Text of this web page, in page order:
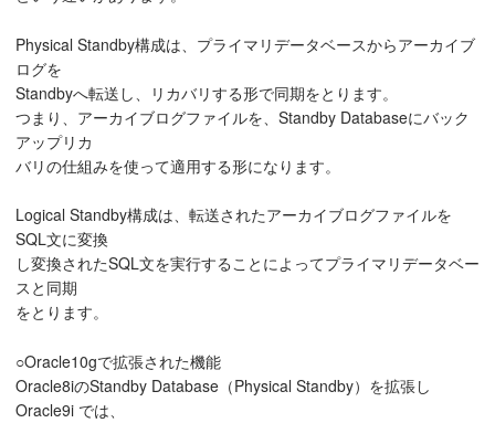
Physical Standby構成は、プライマリデータベースからアーカイブ
ログを
Standbyへ転送し、リカバリする形で同期をとります。
つまり、アーカイブログファイルを、Standby Databaseにバック
アップリカ
バリの仕組みを使って適用する形になります。
Logical Standby構成は、転送されたアーカイブログファイルを
SQL文に変換
し変換されたSQL文を実行することによってプライマリデータベー
スと同期
をとります。
○Oracle10gで拡張された機能
Oracle8iのStandby Database（Physical Standby）を拡張し
Oracle9i では、